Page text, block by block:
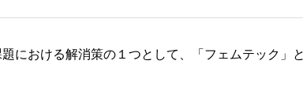
における解消策の１つとして、「フェムテック」